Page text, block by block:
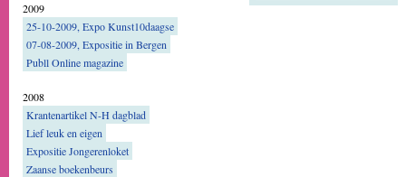
2009
25-10-2009, Expo Kunst10daagse
07-08-2009, Expositie in Bergen
Publl Online magazine
2008
Krantenartikel N-H dagblad
Lief leuk en eigen
Expositie Jongerenloket
Zaanse boekenbeurs